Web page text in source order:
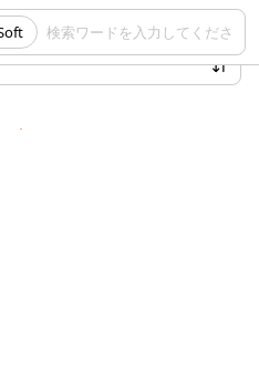
検索ワードを入力してください
投稿